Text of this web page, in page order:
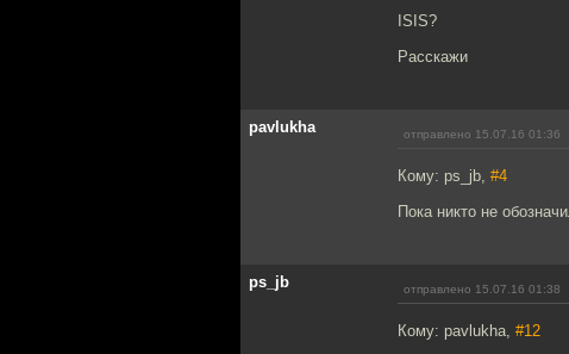
ISIS?
Расскажи
pavlukha отправлено 15.07.16 01:36
Кому: ps_jb, #4
Пока никто не
ps_jb отправлено 15.07.16 01:38
Кому: pavlukha, #12